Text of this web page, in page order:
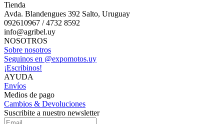
Tienda
Avda. Blandengues 392 Salto, Uruguay
092610967 / 4732 8592
info@agribel.uy
NOSOTROS
Sobre nosotros
Seguinos en @expomotos.uy
¡Escribinos!
AYUDA
Envíos
Medios de pago
Cambios & Devoluciones
Suscribite a nuestro newsletter